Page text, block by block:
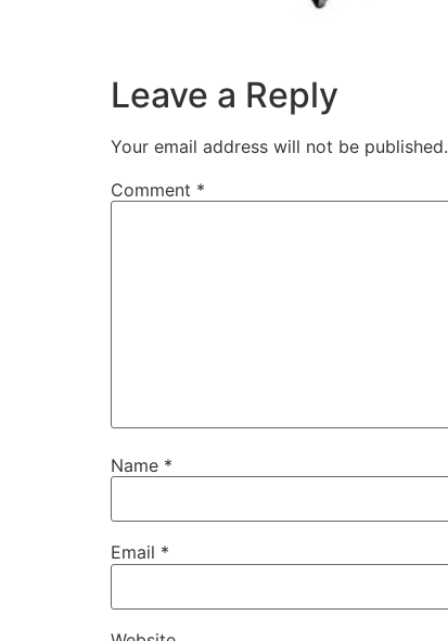
Leave a Reply
Your email address will not be published.
Comment *
Name *
Email *